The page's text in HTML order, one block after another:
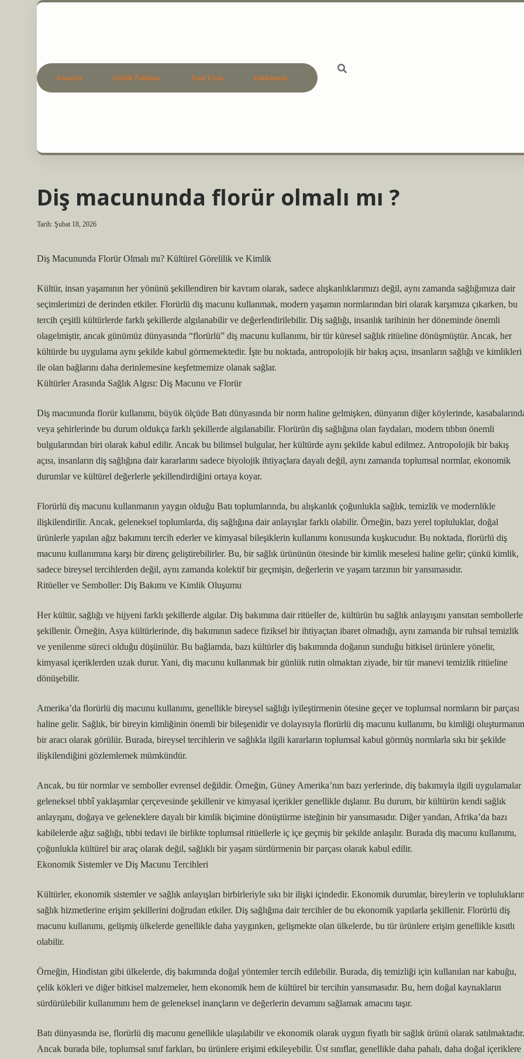
Anasayfa Gizlilik Politikası Yasal Uyarı Hakkımızda
Diş macununda florür olmalı mı ?
Tarih: Şubat 18, 2026
Diş Macununda Florür Olmalı mı? Kültürel Görelilik ve Kimlik
Kültür, insan yaşamının her yönünü şekillendiren bir kavram olarak, sadece alışkanlıklarımızı değil, aynı zamanda sağlığımıza dair
seçimlerimizi de derinden etkiler. Florürlü diş macunu kullanmak, modern yaşamın normlarından biri olarak karşımıza çıkarken, bu
tercih çeşitli kültürlerde farklı şekillerde algılanabilir ve değerlendirilebilir. Diş sağlığı, insanlık tarihinin her döneminde önemli
olagelmiştir, ancak günümüz dünyasında “florürlü” diş macunu kullanımı, bir tür küresel sağlık ritüeline dönüşmüştür. Ancak, her
kültürde bu uygulama aynı şekilde kabul görmemektedir. İşte bu noktada, antropolojik bir bakış açısı, insanların sağlığı ve kimlikleri
ile olan bağlarını daha derinlemesine keşfetmemize olanak sağlar.
Kültürler Arasında Sağlık Algısı: Diş Macunu ve Florür
Diş macununda florür kullanımı, büyük ölçüde Batı dünyasında bir norm haline gelmişken, dünyanın diğer köylerinde,
veya şehirlerinde bu durum oldukça farklı şekillerde algılanabilir. Florürün diş sağlığına olan faydaları, modern tıbbın önemli
bulgularından biri olarak kabul edilir. Ancak bu bilimsel bulgular, her kültürde aynı şekilde kabul edilmez. Antropolojik bir bakış
açısı, insanların diş sağlığına dair kararlarını sadece biyolojik ihtiyaçlara dayalı değil, aynı zamanda toplumsal normlar, ekonomik
durumlar ve kültürel değerlerle şekillendirdiğini ortaya koyar.
Florürlü diş macunu kullanmanın yaygın olduğu Batı toplumlarında, bu alışkanlık çoğunlukla sağlık, temizlik ve modernlikle
ilişkilendirilir. Ancak, geleneksel toplumlarda, diş sağlığına dair anlayışlar farklı olabilir. Örneğin, bazı yerel topluluklar, doğal
ürünlerle yapılan ağız bakımını tercih ederler ve kimyasal bileşiklerin kullanımı konusunda kuşkucudur. Bu noktada, florürlü diş
macunu kullanımına karşı bir direnç geliştirebilirler. Bu, bir sağlık ürününün ötesinde bir kimlik meselesi haline gelir; çünkü kimlik,
sadece bireysel tercihlerden değil, aynı zamanda kolektif bir geçmişin, değerlerin ve yaşam tarzının bir yansımasıdır.
Ritüeller ve Semboller: Diş Bakımı ve Kimlik Oluşumu
Her kültür, sağlığı ve hijyeni farklı şekillerde algılar. Diş bakımına dair ritüeller de, kültürün bu sağlık anlayışını yansıtan sembollerle
şekillenir. Örneğin, Asya kültürlerinde, diş bakımının sadece fiziksel bir ihtiyaçtan ibaret olmadığı, aynı zamanda bir ruhsal temizlik
ve yenilenme süreci olduğu düşünülür. Bu bağlamda, bazı kültürler diş bakımında doğanın sunduğu bitkisel ürünlere yönelir,
kimyasal içeriklerden uzak durur. Yani, diş macunu kullanmak bir günlük rutin olmaktan ziyade, bir tür manevi temizlik ritüeline
dönüşebilir.
Amerika’da florürlü diş macunu kullanımı, genellikle bireysel sağlığı iyileştirmenin ötesine geçer ve toplumsal normların bir parçası
haline gelir. Sağlık, bir bireyin kimliğinin önemli bir bileşenidir ve dolayısıyla florürlü diş macunu kullanımı, bu kimliği oluşturmanın
bir aracı olarak görülür. Burada, bireysel tercihlerin ve sağlıkla ilgili kararların toplumsal kabul görmüş normlarla sıkı bir şekilde
ilişkilendiğini gözlemlemek mümkündür.
Ancak, bu tür normlar ve semboller evrensel değildir. Örneğin, Güney Amerika’nın bazı yerlerinde, diş bakımıyla ilgili uygulamalar
geleneksel tıbbî yaklaşımlar çerçevesinde şekillenir ve kimyasal içerikler genellikle dışlanır. Bu durum, bir kültürün kendi sağlık
anlayışını, doğaya ve geleneklere dayalı bir kimlik biçimine dönüştürme isteğinin bir yansımasıdır. Diğer yandan, Afrika’da bazı
kabilelerde ağız sağlığı, tıbbi tedavi ile birlikte toplumsal ritüellerle iç içe geçmiş bir şekilde anlaşılır. Burada diş macunu kullanımı,
çoğunlukla kültürel bir araç olarak değil, sağlıklı bir yaşam sürdürmenin bir parçası olarak kabul edilir.
Ekonomik Sistemler ve Diş Macunu Tercihleri
Kültürler, ekonomik sistemler ve sağlık anlayışları birbirleriyle sıkı bir ilişki içindedir. Ekonomik durumlar, bireylerin ve
sağlık hizmetlerine erişim şekillerini doğrudan etkiler. Diş sağlığına dair tercihler de bu ekonomik yapılarla şekillenir. Florürlü diş
macunu kullanımı, gelişmiş ülkelerde genellikle daha yaygınken, gelişmekte olan ülkelerde, bu tür ürünlere erişim genellikle kısıtlı
olabilir.
Örneğin, Hindistan gibi ülkelerde, diş bakımında doğal yöntemler tercih edilebilir. Burada, diş temizliği için kullanılan nar kabuğu,
çelik kökleri ve diğer bitkisel malzemeler, hem ekonomik hem de kültürel bir tercihin yansımasıdır. Bu, hem doğal kaynakların
sürdürülebilir kullanımını hem de geleneksel inançların ve değerlerin devamını sağlamak amacını taşır.
Batı dünyasında ise, florürlü diş macunu genellikle ulaşılabilir ve ekonomik olarak uygun fiyatlı bir sağlık ürünü olarak satılmaktadır.
Ancak burada bile, toplumsal sınıf farkları, bu ürünlere erişimi etkileyebilir. Üst sınıflar, genellikle daha pahalı, daha doğal içeriklere